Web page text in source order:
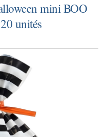
mini BOO
unités